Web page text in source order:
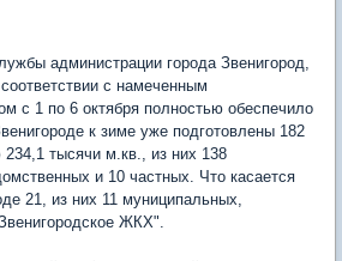
администрации города Звенигород,
с намеченным
с 1 по 6 октября полностью обеспечило
к зиме уже подготовлены 182
тысячи м.кв., из них 138
и 10 частных. Что касается
21, из них 11 муниципальных,
ЖКХ".